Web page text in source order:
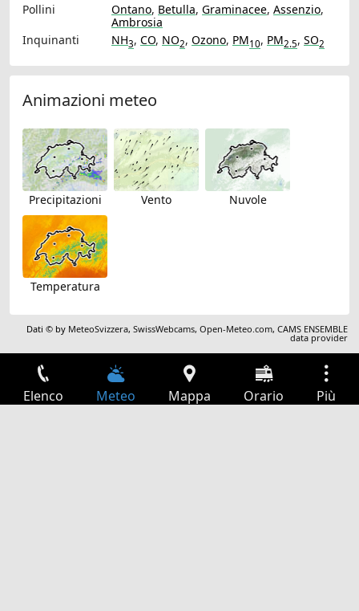
Pollini
Ontano, Betulla, Graminacee, Assenzio,
Ambrosia
Inquinanti
NH3, CO, NO2, Ozono, PM10, PM2.5, SO2
Animazioni meteo
Precipitazioni Vento Nuvole
Temperatura
Dati © by MeteoSvizzera,SwissWebcams,Open-Meteo.com,CAMS ENSEMBLE
data provider
Elenco Meteo Mappa Orario Più